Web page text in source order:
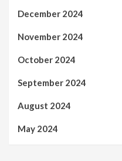
December 2024
November 2024
October 2024
September 2024
August 2024
May 2024